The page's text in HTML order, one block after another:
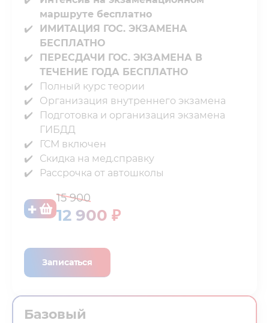
маршруте бесплатно
ИМИТАЦИЯ ГОС. ЭКЗАМЕНА
БЕСПЛАТНО
ПЕРЕСДАЧИ ГОС. ЭКЗАМЕНА В
ТЕЧЕНИЕ ГОДА БЕСПЛАТНО
Полный курс теории⁣⁣
Организация внутреннего экзамена⁣⁣
Подготовка и организация экзамена
ГИБДД⁣⁣
ГСМ включен⁣⁣
Скидка на мед.справку⁣⁣
Рассрочка от автошколы
15 900
12 900 ₽
Записаться
Базовый